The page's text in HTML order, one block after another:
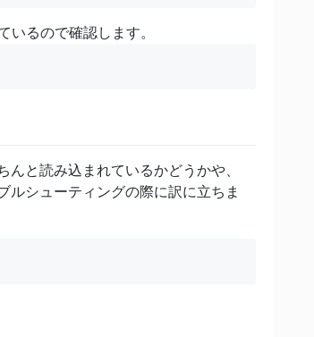
るので確認します。
読み込まれているかどうかや、
シューティングの際に訳に立ちま